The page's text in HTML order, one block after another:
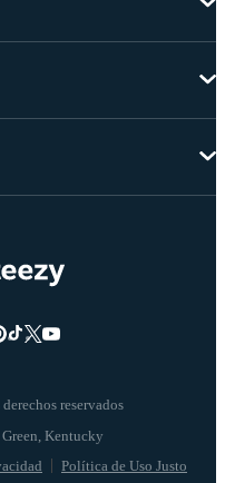
reservados
Política de Uso Justo